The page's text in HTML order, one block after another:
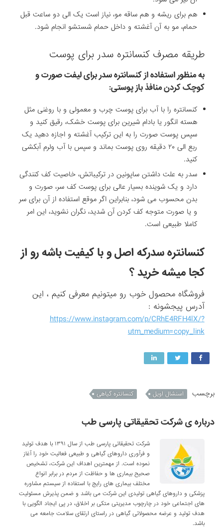
هم برای ریشه و هم ساقه مو، نیاز است یک الی دو ساعت قبل
حمام، مو به آن آغشته و داخل حمام شستشو انجام شود.
طریقه مصرف کنسانتره سدر برای پوست
به منظور استفاده از کنسانتره سدر برای لیفت صورت و
کوچک کردن منافذ باز پوستی:
کنسانتره را با آب برای پوست چرب و معمولی و با روغنی مثل
هسته انگور یا بادام شیرین برای پوست خشک، رقیق کنید و
سپس پوست صورت را به این ترکیب آغشته و اجازه دهید یک
ربع الی ۲۰ دقیقه روی پوست بماند و سپس با آب ولرم آبکشی
کنید.
سدر به علت داشتن ساپونین در ترکیباتش، خاصیت کف کنندگی
دارد و یک شوینده بسیار عالی برای پوست کف سر، صورت و
بدن محسوب می شود، بنابراین اگر موقع استفاده از آن برای سر
و یا صورت متوجه کف کردن آن شدید، نگران نشوید، این امر
کاملا طبیعی است.
کنسانتره سدرکه اصل و با کیفیت باشه رو از
کجا میشه خرید ؟
فروشگاه محصول خوب رو میتونیم معرفی کنیم ، این
آدرس پیجشونه :
https://www.instagram.com/p/CRhE4RFH4lX/?
utm_medium=copy_link
برچسب اسنشال اویل کنسانتره گیاهی
درباره ی شرکت تحقیقاتی پارسی طب
شرکت تحقیقاتی پارسی طب از سال ۱۳۹۱ با هدف تولید
و فرآوری داروهای گیاهی و طبیعی فعالیت خود را آغاز
نموده است. از مهمترین اهداف این شرکت، تشخیص
صحیح بیماری ها و حفاظت از مردم در برابر انواع
مختلف بیماری های رایج با استفاده از سیستم مشاوره
پزشکی و داروهای گیاهی تولیدی این شرکت می باشد و ضمن پذیرش مسئولیت
های اجتماعی خود در چارچوب مدیریتی متکی بر اخلاق، در پی ایجاد الگویی با
هدف تولید و عرضه محصولاتی گیاهی در راستای ارتقای سلامت جامعه می
باشد.